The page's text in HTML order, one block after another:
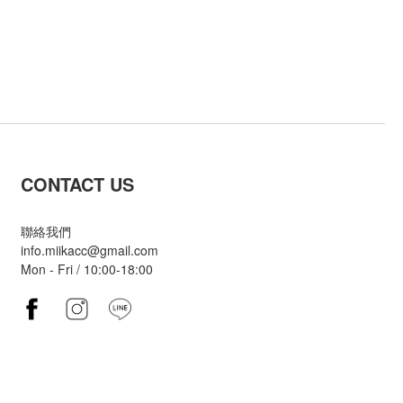
CONTACT US
聯絡我們
info.miikacc@gmail.com
Mon - Fri / 10:00-18:00